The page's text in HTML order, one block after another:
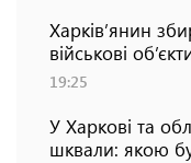
Харків’янин
військові
19:25
У Харкові та
шквали: якою